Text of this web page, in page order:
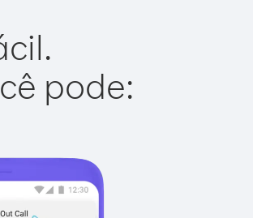
pode: